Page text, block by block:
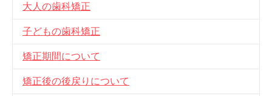
大人の歯科矯正
子どもの歯科矯正
矯正期間について
矯正後の後戻りについて